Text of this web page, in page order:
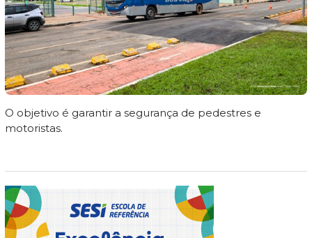
O objetivo é garantir a segurança de pedestres e
motoristas.